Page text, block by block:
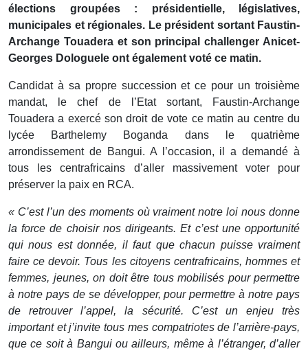
élections groupées : présidentielle, législatives,
municipales et régionales. Le président sortant Faustin-
Archange Touadera et son principal challenger Anicet-
Georges Dologuele ont également voté ce matin.
Candidat à sa propre succession et ce pour un troisième
mandat, le chef de l’Etat sortant, Faustin-Archange
Touadera a exercé son droit de vote ce matin au centre du
lycée Barthelemy Boganda dans le quatrième
arrondissement de Bangui. A l’occasion, il a demandé à
tous les centrafricains d’aller massivement voter pour
préserver la paix en RCA.
« C’est l’un des moments où vraiment notre loi nous donne
la force de choisir nos dirigeants. Et c’est une opportunité
qui nous est donnée, il faut que chacun puisse vraiment
faire ce devoir. Tous les citoyens centrafricains, hommes et
femmes, jeunes, on doit être tous mobilisés pour permettre
à notre pays de se développer, pour permettre à notre pays
de retrouver l’appel, la sécurité.
C’est un enjeu très
important et j’invite tous mes compatriotes de l’arrière-pays,
que ce soit à Bangui ou ailleurs, même à l’étranger, d’aller